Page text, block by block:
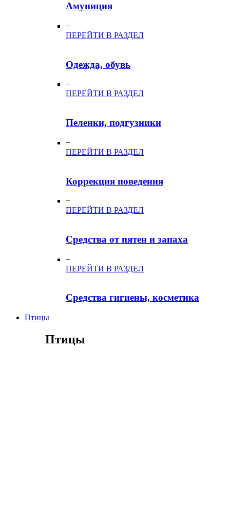
Амуниция
+
ПЕРЕЙТИ В РАЗДЕЛ
Одежда, обувь
+
ПЕРЕЙТИ В РАЗДЕЛ
Пеленки, подгузники
+
ПЕРЕЙТИ В РАЗДЕЛ
Коррекция поведения
+
ПЕРЕЙТИ В РАЗДЕЛ
Средства от пятен и запаха
+
ПЕРЕЙТИ В РАЗДЕЛ
Средства гигиены, косметика
Птицы
Птицы